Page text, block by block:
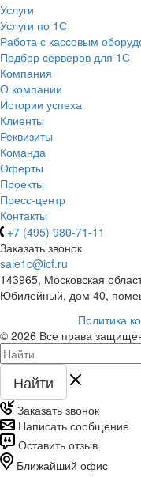
Услуги
Услуги по 1С
Работа с кассовым
Подбор серверов для 1С
Компания
О компании
Истории успеха
Клиенты
Реквизиты
Команда
Оферты
Проекты
Пресс-центр
Контакты
+7 (495) 980-71-11
Заказать звонок
sale1c@icf.ru
143965, Московская
Юбилейный, дом 40,
Политика
© 2026 Все права
Найти
Заказать звонок
Написать сообщение
Оставить отзыв
Ближайший офис